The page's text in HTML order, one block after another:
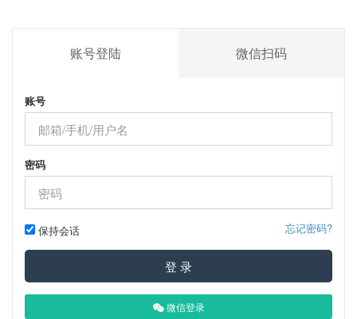
账号登陆 微信扫码
账号
密码
保持会话 忘记密码?
登 录
微信登录